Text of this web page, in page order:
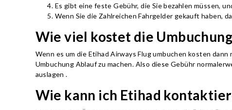
Es gibt eine feste Gebühr, die Sie bezahlen müssen,
Wenn Sie die Zahlreichen Fahrgelder gekauft haben,
Wie viel kostet die
Wenn es um die Etihad Airways Flug umbuchen kosten
Umbuchung Ablauf zu machen. Also diese Gebühr
auslagen .
Wie kann ich Etihad